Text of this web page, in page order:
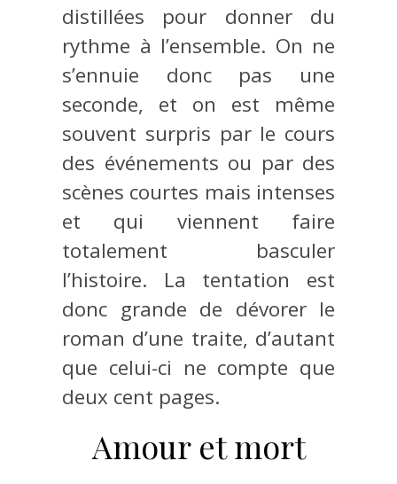
distillées pour donner du
rythme à l’ensemble. On ne
s’ennuie donc pas une
seconde, et on est même
souvent surpris par le cours
des événements ou par des
scènes courtes mais intenses
et qui viennent faire
totalement basculer
l’histoire. La tentation est
donc grande de dévorer le
roman d’une traite, d’autant
que celui-ci ne compte que
deux cent pages.
Amour et mort